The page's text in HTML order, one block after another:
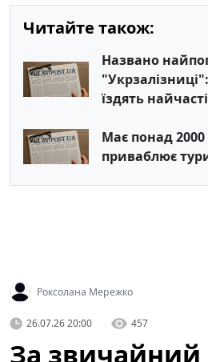
Читайте також:
Названо
їздять
Має понад
приваблює
Роксолана Мережко
26.07.26 20:00 457
За звичайний